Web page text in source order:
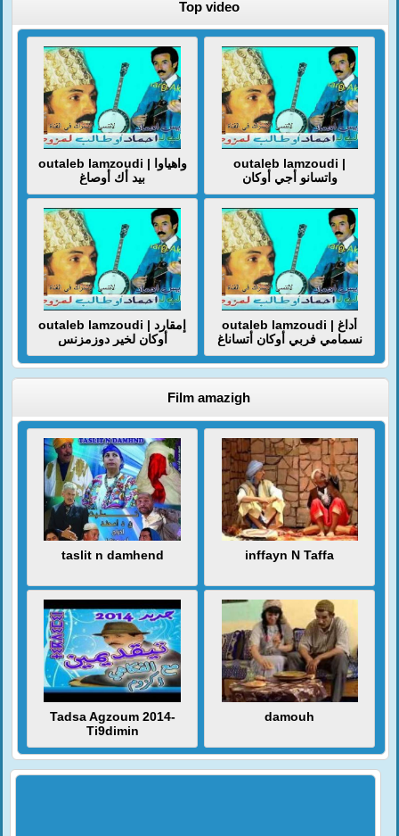
Top video
outaleb lamzoudi | واهياوا
بيد أك أوصاغ
outaleb lamzoudi |
واتسانو أجي أوكان
outaleb lamzoudi | إمقارد
أوكان لخير دوزمزنس
outaleb lamzoudi | أداغ
نسمامي فربي أوكان أتساناغ
Film amazigh
taslit n damhend inffayn N Taffa
Tadsa Agzoum 2014-
Ti9dimin
damouh